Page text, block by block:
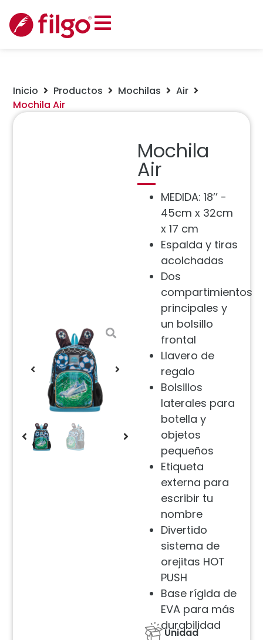
Inicio Productos Mochilas
Air
Mochila Air
Mochila
Air
MEDIDA: 18’’ -
45cm x 32cm
x 17 cm
Espalda y tiras
acolchadas
Dos
compartimientos
principales y
un bolsillo
frontal
Llavero de
regalo
Bolsillos
laterales para
botella y
objetos
pequeños
Etiqueta
externa para
escribir tu
nombre
Divertido
sistema de
orejitas HOT
PUSH
Base rígida de
EVA para más
durabilidad
Unidad